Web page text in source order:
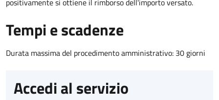
Tempi e scadenze
Durata massima del procedimento amministrativo: 30 giorni
Accedi al servizio